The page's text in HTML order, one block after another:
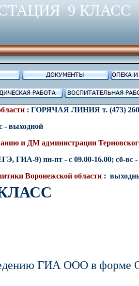
9 КЛАСС
: ГОРЯЧАЯ ЛИНИЯ т. (473)
- выходной
и ДМ администрации
ГИА-9) пн-пт - с 09.00-16.00; сб-вс
Воронежской области :
ГИА ООО в форме